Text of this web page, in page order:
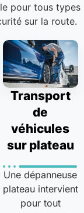
pour tous types
sur la route.
Transport
de
véhicules
sur plateau
Une dépanneuse
plateau intervient
pour tout